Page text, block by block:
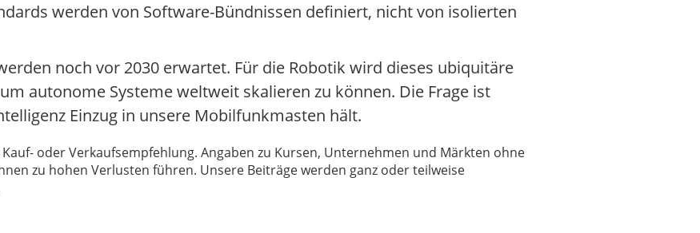
werden von Software-Bündnissen definiert, nicht von isolierten
noch vor 2030 erwartet. Für die Robotik wird dieses ubiquitäre
autonome Systeme weltweit skalieren zu können. Die Frage ist
Einzug in unsere Mobilfunkmasten hält.
oder Verkaufsempfehlung. Angaben zu Kursen, Unternehmen und Märkten ohne
zu hohen Verlusten führen. Unsere Beiträge werden ganz oder teilweise